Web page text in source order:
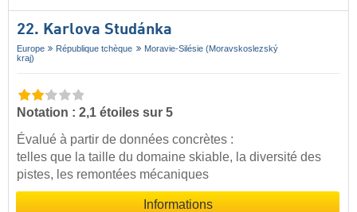
22. Karlova Studánka
Europe République tchèque
Moravie-Silésie (Moravskoslezský
kraj)
Notation : 2,1 étoiles sur 5
Évalué à partir de données concrètes :
telles que la taille du domaine skiable, la diversité des
pistes, les remontées mécaniques
Informations